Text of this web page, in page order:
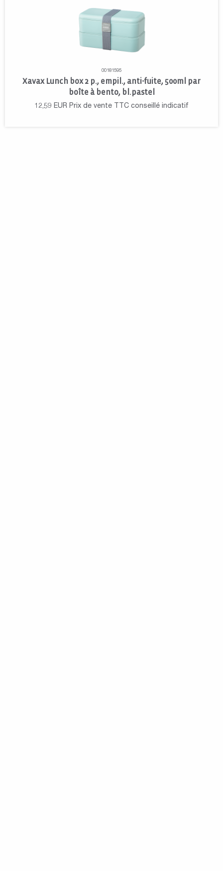
00181595
Xavax Lunch box 2 p., empil., anti-fuite, 500ml par
boîte à bento, bl.pastel
12,59 EUR Prix de vente TTC conseillé indicatif